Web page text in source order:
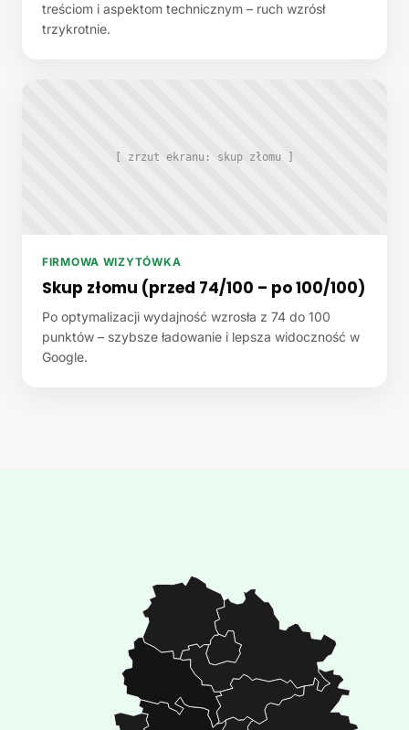
treściom i aspektom technicznym – ruch wzrósł
trzykrotnie.
[ zrzut ekranu: skup złomu ]
FIRMOWA WIZYTÓWKA
Skup złomu (przed 74/100 – po 100/100)
Po optymalizacji wydajność wzrosła z 74 do 100
punktów – szybsze ładowanie i lepsza widoczność w
Google.